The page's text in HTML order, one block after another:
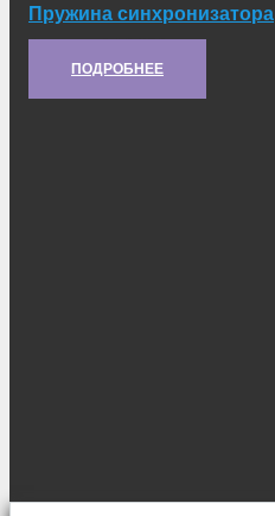
Пружина синхронизатора
Артикул:8.10.260
ПОДРОБНЕЕ